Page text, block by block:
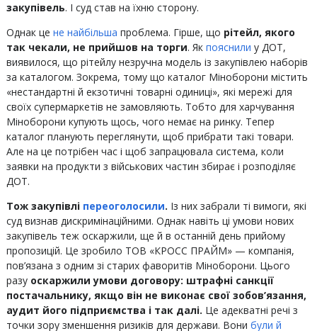
закупівель. І суд став на їхню сторону.
Однак це не найбільша проблема. Гірше, що рітейл, якого
так чекали, не прийшов на торги. Як пояснили у ДОТ,
виявилося, що рітейлу незручна модель із закупівлею наборів
за каталогом. Зокрема, тому що каталог Міноборони містить
«нестандартні й екзотичні товарні одиниці», які мережі для
своїх супермаркетів не замовляють. Тобто для харчування
Міноборони купують щось, чого немає на ринку. Тепер
каталог планують переглянути, щоб прибрати такі товари.
Але на це потрібен час і щоб запрацювала система, коли
заявки на продукти з військових частин збирає і розподіляє
ДОТ.
Тож закупівлі переоголосили. Із них забрали ті вимоги, які
суд визнав дискримінаційними. Однак навіть ці умови нових
закупівель теж оскаржили, ще й в останній день прийому
пропозицій. Це зробило ТОВ «КРОСС ПРАЙМ» — компанія,
пов’язана з одним зі старих фаворитів Міноборони. Цього
разуоскаржили умови договору: штрафні санкції
постачальнику, якщо він не виконає свої зобов’язання,
аудит його підприємства і так далі. Це адекватні речі з
точки зору зменшення ризиків для держави. Вони були й